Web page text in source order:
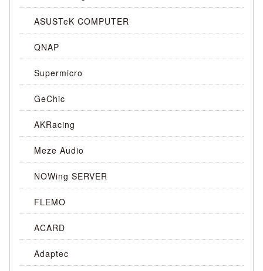
ASUSTeK COMPUTER
QNAP
Supermicro
GeChic
AKRacing
Meze Audio
NOWing SERVER
FLEMO
ACARD
Adaptec